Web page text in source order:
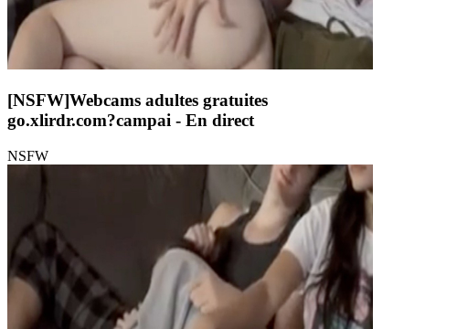
[NSFW]Webcams adultes gratuites
go.xlirdr.com?campai - En direct
NSFW